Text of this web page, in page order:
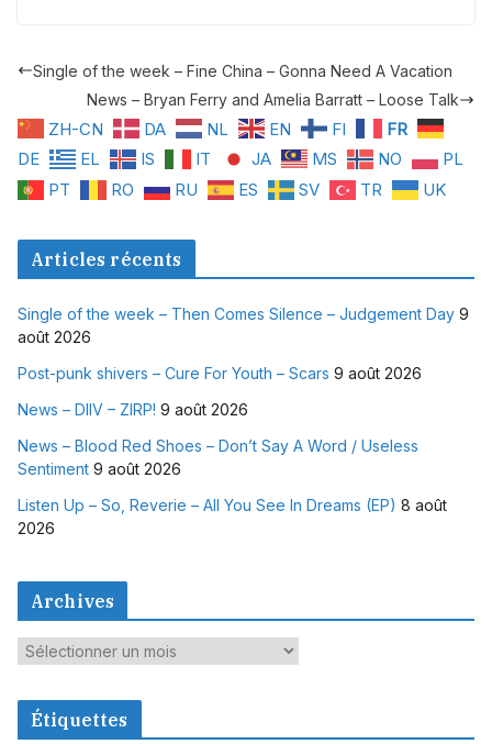
Single of the week – Fine China – Gonna Need A Vacation
News – Bryan Ferry and Amelia Barratt – Loose Talk
ZH-CN DA NL EN FI
FR
DE
EL IS IT JA MS NO
PL
PT
RO RU ES SV TR UK
Articles récents
Single of the week – Then Comes Silence – Judgement Day 9
août 2026
Post-punk shivers – Cure For Youth – Scars 9 août 2026
News – DIIV – ZIRP! 9 août 2026
News – Blood Red Shoes – Don’t Say A Word / Useless
Sentiment 9 août 2026
Listen Up – So, Reverie – All You See In Dreams (EP) 8 août
2026
Archives
A
c
Étiquettes